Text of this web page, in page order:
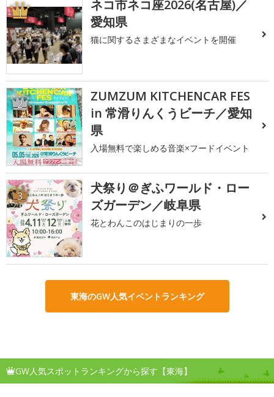
1
ネコ市ネコ座2026(名古屋)／
愛知県
猫に関するさまざまなイベントを開催
2
ZUMZUM KITCHENCAR FES
in 常滑りんくうビーチ／愛知
県
入場無料で楽しめる音楽×フードイベント
3
犬祭り＠ぎふワールド・ロー
ズガーデン／岐阜県
花とわんこのはじまりの一歩
東海のGW人気イベントランキング
GW人気スポットランキングから探す【東海】